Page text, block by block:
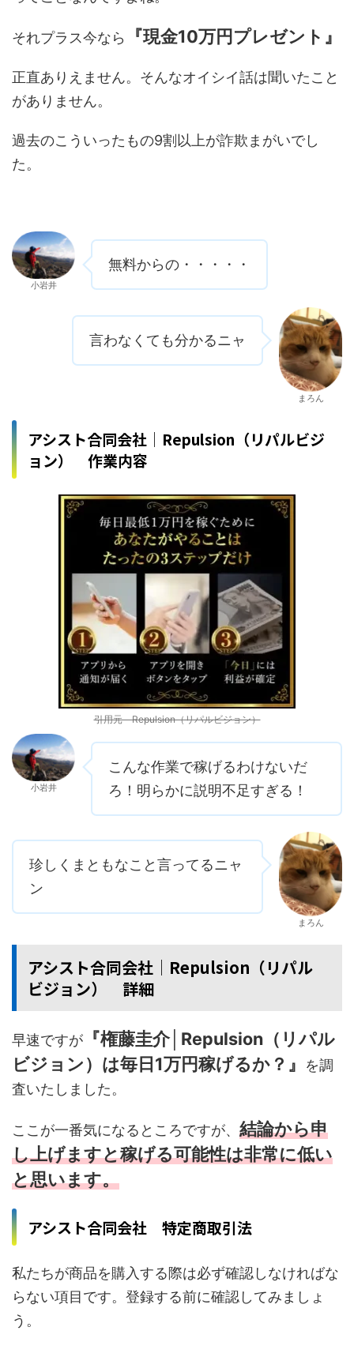
それプラス今なら 『現金10万円プレゼント』
正直ありえません。そんなオイシイ話は聞いたこと
がありません。
過去のこういったもの9割以上が詐欺まがいでし
た。
小岩井
無料からの・・・・・
言わなくても分かるニャ
まろん
アシスト合同会社│Repulsion（リパルビジ
ョン） 作業内容
引用元 Repulsion（リパルビジョン）
小岩井
こんな作業で稼げるわけないだ
ろ！明らかに説明不足すぎる！
珍しくまともなこと言ってるニャ
ン
まろん
アシスト合同会社│Repulsion（リパル
ビジョン） 詳細
早速ですが
『権藤圭介│Repulsion（リパル
ビジョン）は毎日1万円稼げるか？』
を調
査いたしました。
ここが一番気になるところですが、 結論から申
し上げますと稼げる可能性は非常に低い
と思います。
アシスト合同会社 特定商取引法
私たちが商品を購入する際は必ず確認しなければな
らない項目です。登録する前に確認してみましょ
う。